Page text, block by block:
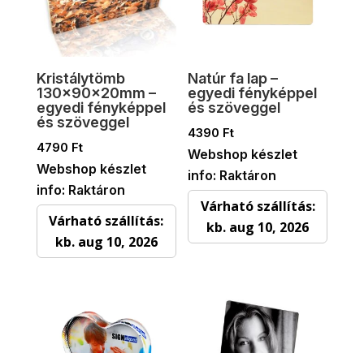
Kristálytömb
130x90x20mm –
egyedi fényképpel
és szöveggel
4790 Ft
Webshop készlet
info: Raktáron
Várható szállítás:
kb. aug 10, 2026
Natúr fa lap –
egyedi fényképpel
és szöveggel
4390 Ft
Webshop készlet
info: Raktáron
Várható szállítás:
kb. aug 10, 2026